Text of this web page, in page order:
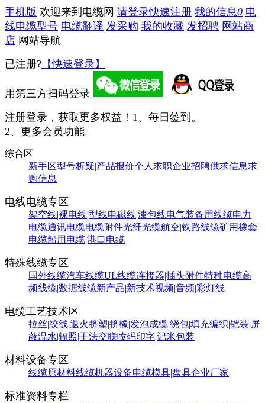
手机版 欢迎来到电缆网 请登录快速注册 我的信息0 电
线电缆型号 电缆翻译 发采购 我的收藏 发招聘 网站商
店 网站导航
已注册? 【快速登录】
用第三方扫码登录
注册登录，获取更多权益！ 1、每日签到。
2、更多会员功能。
综合区
新手区型号析疑|产品报价个人求职企业招聘供求信息求
购信息
电线电缆专区
架空线|裸电线|型线电磁线|漆包线电气装备用线缆电力
电缆通讯电缆电缆附件光纤光缆航空|铁路线缆矿用橡套
电缆船用电缆|港口电缆
特殊线缆专区
国外线缆汽车线缆UL线缆连接器|插头附件特种电缆高
频线缆|数据线缆新产品|新技术视频|音频|彩灯线
电缆工艺技术区
拉丝|绞线|退火挤塑|挤橡|发泡成缆|绕包|填充编织|铠装|屏
蔽温水|辐照|干法交联喷码印字|记米包装
材料设备专区
线缆原材料线缆机器设备电缆模具|盘具企业厂家
标准资料专栏